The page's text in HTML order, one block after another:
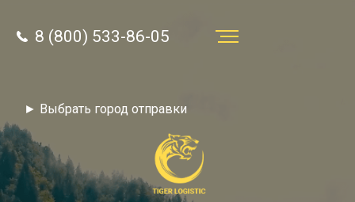
► Выбрать город отправки
8 (800) 533-86-05